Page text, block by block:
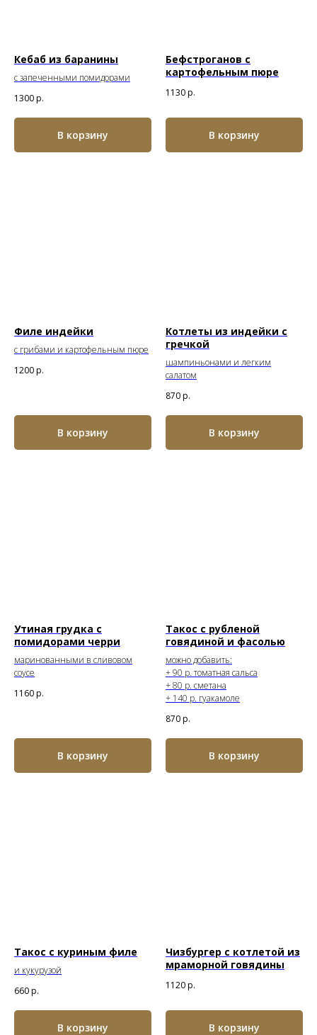
Кебаб из баранины
с запеченными помидорами
1300р.
В корзину
Бефстроганов с
картофельным пюре
1130р.
В корзину
Филе индейки
с грибами и картофельным пюре
1200р.
В корзину
Котлеты из индейки с
гречкой
шампиньонами и легким
салатом
870р.
В корзину
Утиная грудка с
помидорами черри
маринованными в сливовом
соусе
1160р.
В корзину
Такос с рубленой
говядиной и фасолью
можно добавить:
+ 90 р. томатная сальса
+ 80 р. сметана
+ 140 р. гуакамоле
870р.
В корзину
Такос с куриным филе
и кукурузой
660р.
В корзину
Чизбургер с котлетой из
мраморной говядины
1120р.
В корзину